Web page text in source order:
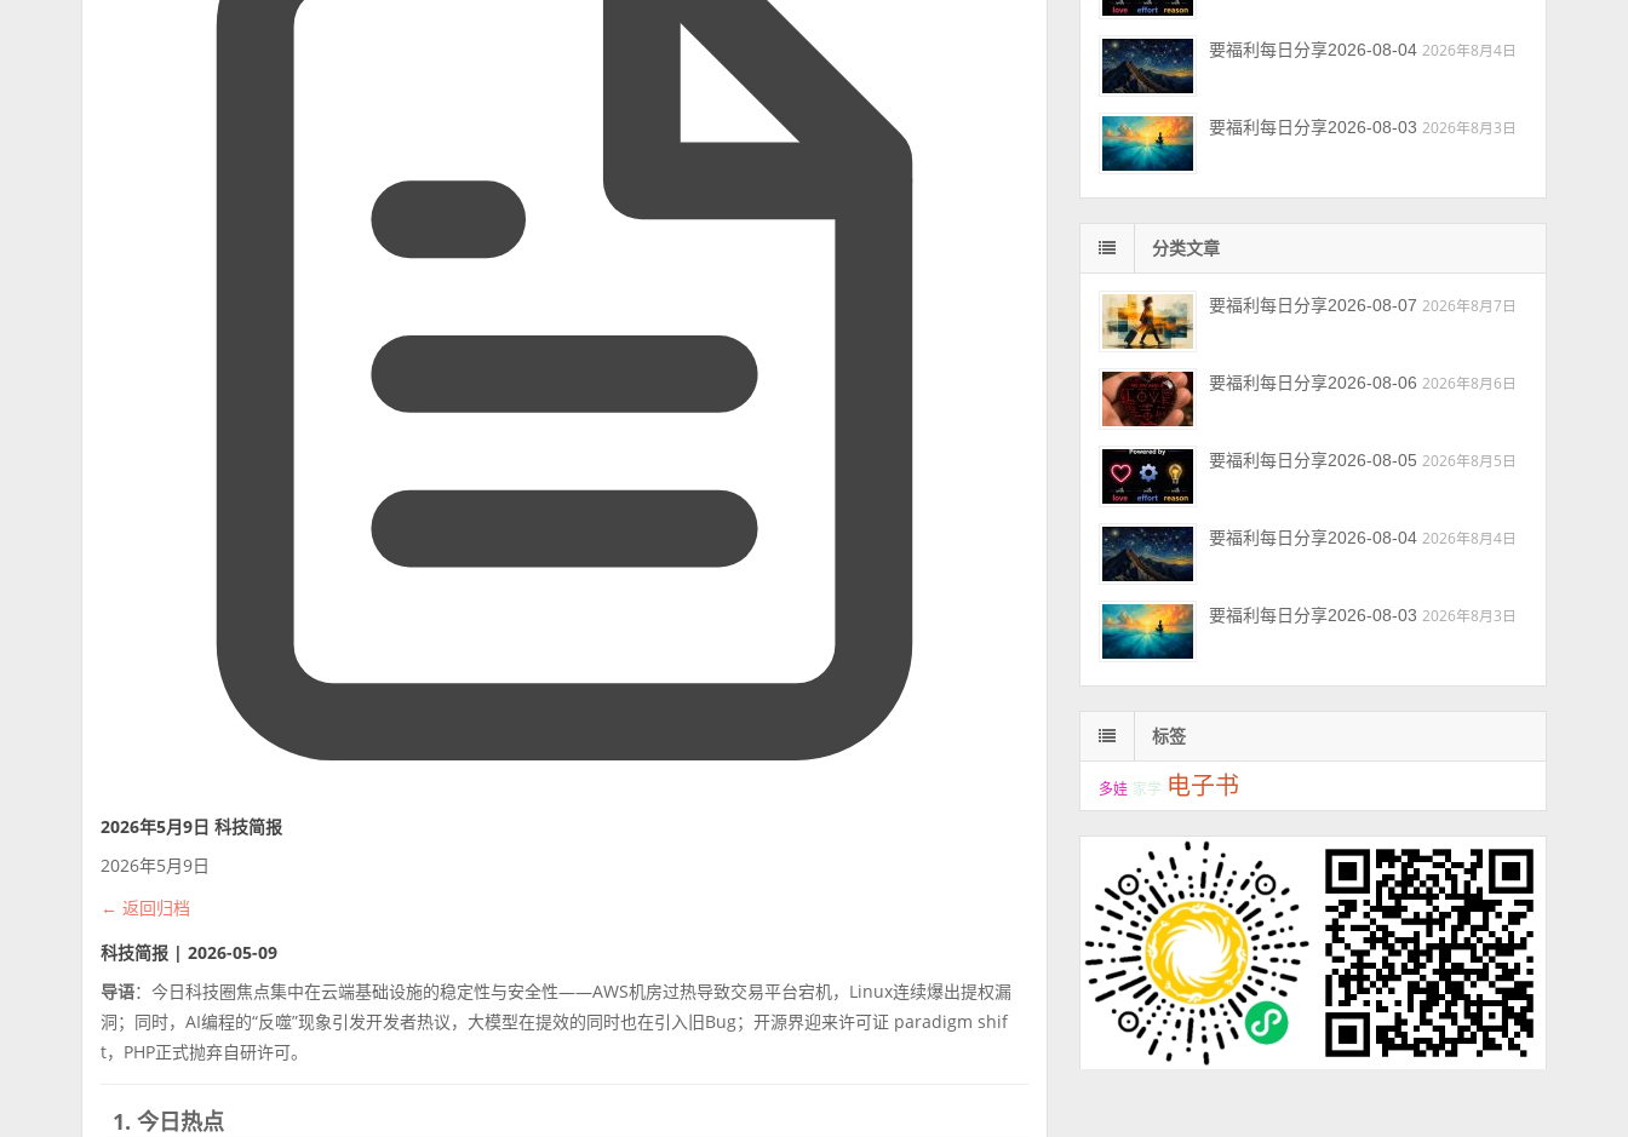
2026年5月9日 科技简报
2026年5月9日
← 返回归档
科技简报 | 2026-05-09
导语：今日科技圈焦点集中在云端基础设施的稳定性与安全性——AWS机房过热导致交易平台宕机，Linux连续爆出提权漏
洞；同时，AI编程的“反噬”现象引发开发者热议，大模型在提效的同时也在引入旧Bug；开源界迎来许可证 paradigm shif
t，PHP正式抛弃自研许可。
1. 今日热点
要福利每日分享2026-08-04 2026年8月4日
要福利每日分享2026-08-03 2026年8月3日
分类文章
要福利每日分享2026-08-07 2026年8月7日
要福利每日分享2026-08-06 2026年8月6日
要福利每日分享2026-08-05 2026年8月5日
要福利每日分享2026-08-04 2026年8月4日
要福利每日分享2026-08-03 2026年8月3日
标签
多娃 家学 电子书